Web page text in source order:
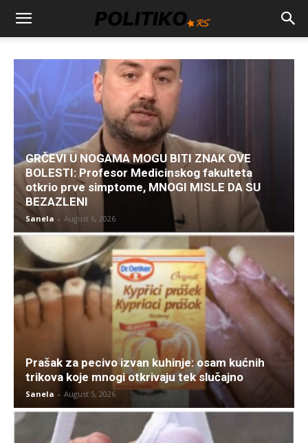
GRČEVI U NOGAMA MOGU BITI ZNAK OVE
BOLESTI: Profesor Medicinskog fakulteta
otkrio prve simptome, MNOGI MISLE DA SU
BEZAZLENI
Sanela - August 6, 2026
Prašak za pecivo izvan kuhinje: osam kućnih
trikova koje mnogi otkrivaju tek slučajno
Sanela - August 5, 2026